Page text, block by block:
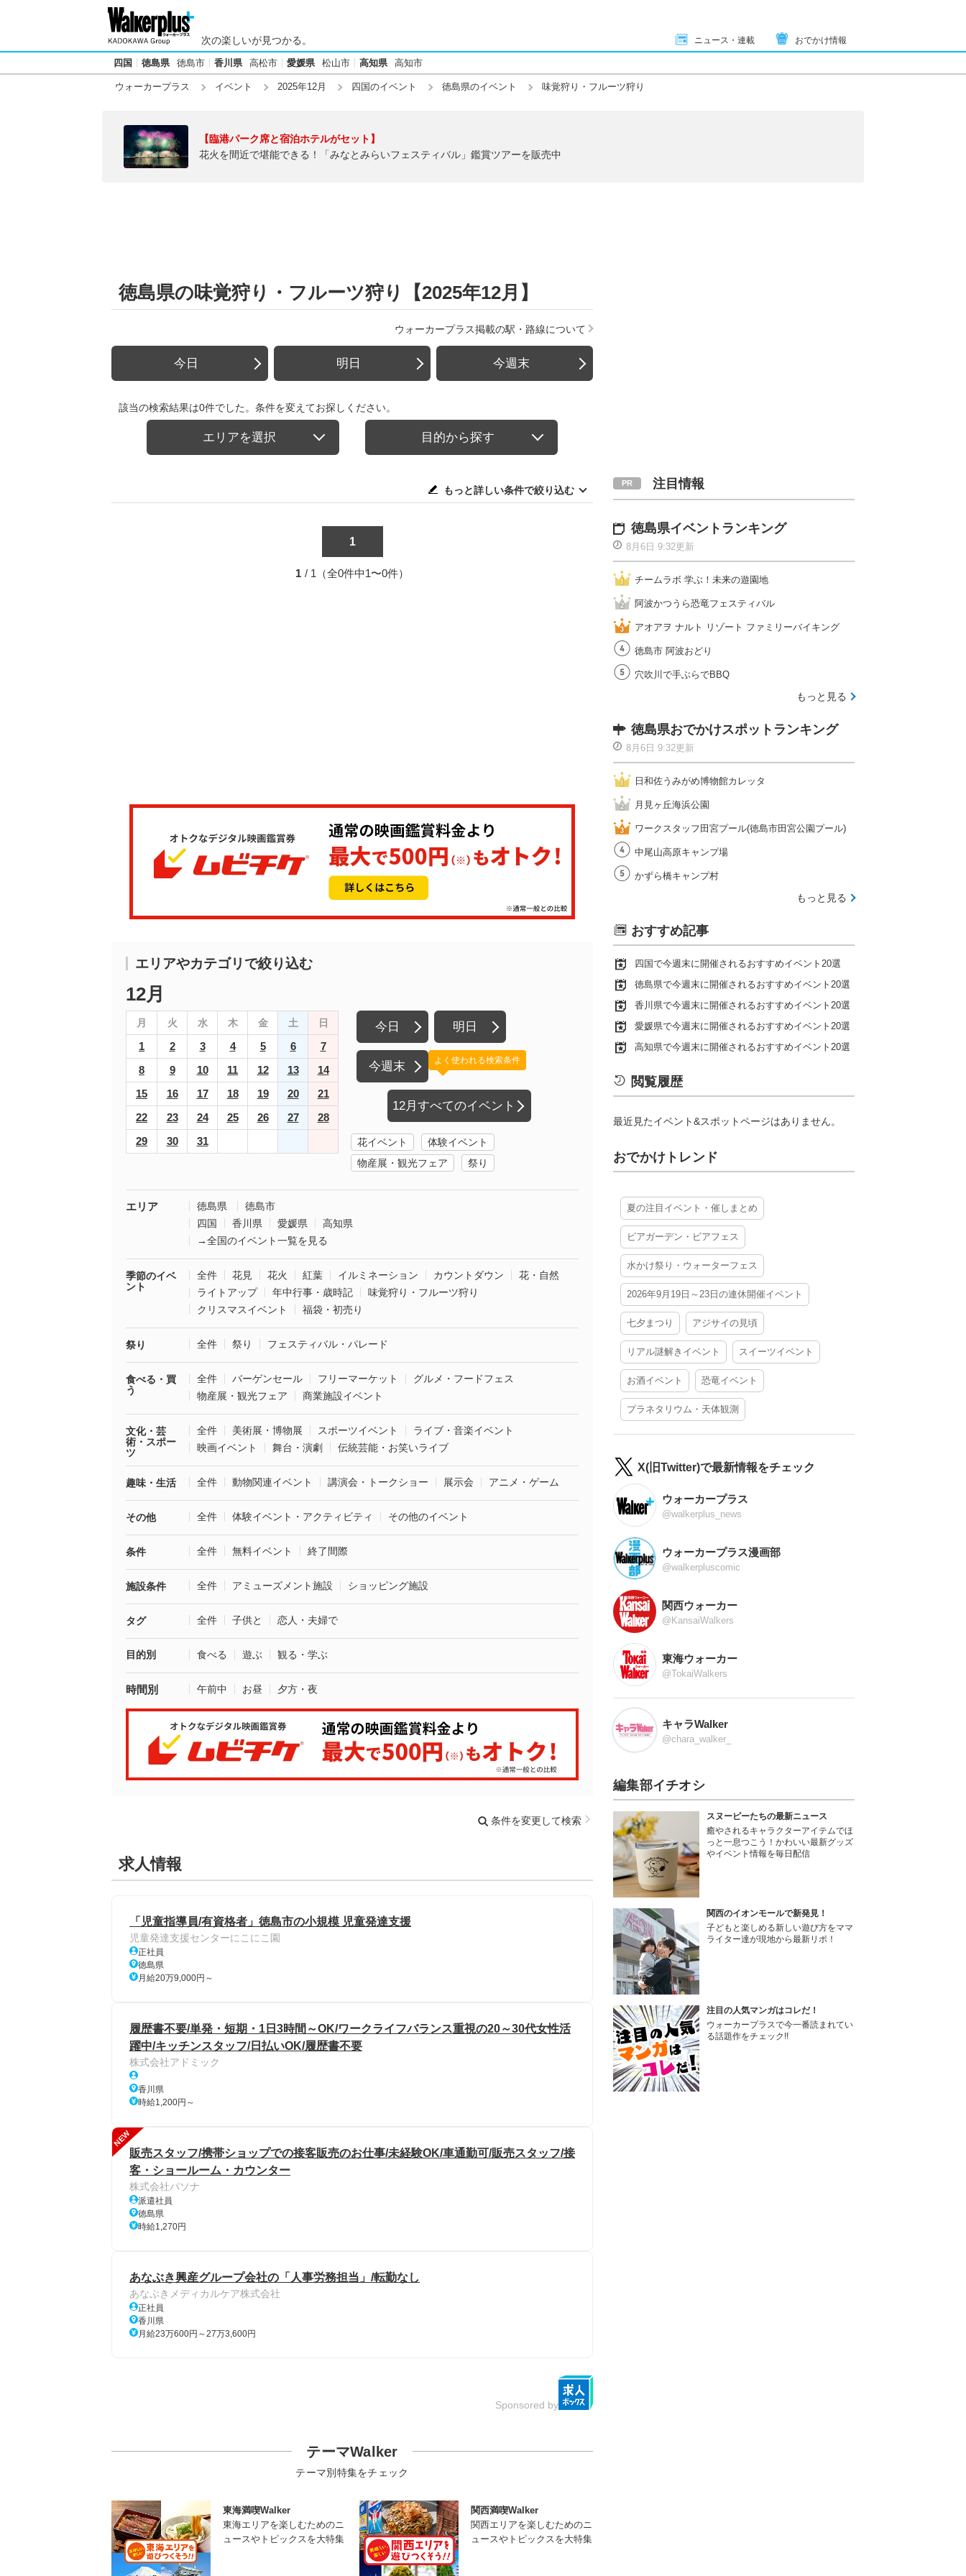
次の楽しいが見つかる。 ニュース・連載 おでかけ情報
四国 徳島県 徳島市 香川県 高松市 愛媛県 松山市 高知県 高知市
ウォーカープラス イベント 2025年12月 四国のイベント 徳島県のイベント 味覚狩り・フルーツ狩り
【臨港パーク席と宿泊ホテルがセット】
花火を間近で堪能できる！「みなとみらいフェスティバル」鑑賞ツアーを販売中
徳島県の味覚狩り・フルーツ狩り【2025年12月】
ウォーカープラス掲載の駅・路線について
今日 明日 今週末
該当の検索結果は0件でした。条件を変えてお探しください。
エリアを選択 目的から探す
もっと詳しい条件で絞り込む
1
1 / 1（全0件中1〜0件）
エリアやカテゴリで絞り込む
12月
月 火 水 木 金 土 日
1 2 3 4 5 6
7
8
9 10 11 12 13
14
15
16 17 18 19 20
21
22
23 24 25 26 27
28
29
30 31
今日 明日
今週末
12月すべてのイベント
よく使われる検索条件
花イベント
体験イベント
物産展・観光フェア
祭り
エリア 徳島県
徳島市
四国
香川県 愛媛県
高知県
→全国のイベント一覧を見る
季節のイベ
ント
全件 花見 花火 紅葉 イルミネーション カウントダウン
花・自然
ライトアップ
年中行事・歳時記
味覚狩り・フルーツ狩り
クリスマスイベント
福袋・初売り
祭り 全件 祭り フェスティバル・パレード
食べる・買
う
全件 バーゲンセール フリーマーケット
グルメ・フードフェス
物産展・観光フェア
商業施設イベント
文化・芸
術・スポー
ツ
全件 美術展・博物展 スポーツイベント
ライブ・音楽イベント
映画イベント
舞台・演劇 伝統芸能・お笑いライブ
趣味・生活 全件 動物関連イベント 講演会・トークショー 展示会 アニメ・ゲーム
その他 全件 体験イベント・アクティビティ その他のイベント
条件 全件 無料イベント 終了間際
施設条件 全件 アミューズメント施設 ショッピング施設
タグ 全件 子供と 恋人・夫婦で
目的別 食べる 遊ぶ 観る・学ぶ
時間別 午前中 お昼 夕方・夜
条件を変更して検索
求人情報
「児童指導員/有資格者」徳島市の小規模 児童発達支援
児童発達支援センターにこにこ園
正社員
徳島県
月給20万9,000円～
履歴書不要/単発・短期・1日3時間～OK/ワークライフバランス重視の20～30代女性活
躍中/キッチンスタッフ/日払いOK/履歴書不要
株式会社アドミック
香川県
時給1,200円～
NEW
販売スタッフ/携帯ショップでの接客販売のお仕事/未経験OK/車通勤可/販売スタッフ/接
客・ショールーム・カウンター
株式会社パソナ
派遣社員
徳島県
時給1,270円
あなぶき興産グループ会社の「人事労務担当」/転勤なし
あなぶきメディカルケア株式会社
正社員
香川県
月給23万600円～27万3,600円
Sponsored by
テーマWalker
テーマ別特集をチェック
東海満喫Walker
東海エリアを楽しむためのニ
ュースやトピックスを大特集
関西満喫Walker
関西エリアを楽しむためのニ
ュースやトピックスを大特集
注目情報
徳島県イベントランキング
8月6日 9:32更新
チームラボ 学ぶ！未来の遊園地
阿波かつうら恐竜フェスティバル
アオアヲ ナルト リゾート ファミリーバイキング
徳島市 阿波おどり
穴吹川で手ぶらでBBQ
もっと見る
徳島県おでかけスポットランキング
8月6日 9:32更新
日和佐うみがめ博物館カレッタ
月見ヶ丘海浜公園
ワークスタッフ田宮プール(徳島市田宮公園プール)
中尾山高原キャンプ場
かずら橋キャンプ村
もっと見る
おすすめ記事
四国で今週末に開催されるおすすめイベント20選
徳島県で今週末に開催されるおすすめイベント20選
香川県で今週末に開催されるおすすめイベント20選
愛媛県で今週末に開催されるおすすめイベント20選
高知県で今週末に開催されるおすすめイベント20選
閲覧履歴
最近見たイベント&スポットページはありません。
おでかけトレンド
夏の注目イベント・催しまとめ
ビアガーデン・ビアフェス
水かけ祭り・ウォーターフェス
2026年9月19日～23日の連休開催イベント
七夕まつり アジサイの見頃
リアル謎解きイベント スイーツイベント
お酒イベント 恐竜イベント
プラネタリウム・天体観測
X(旧Twitter)で最新情報をチェック
ウォーカープラス
@walkerplus_news
ウォーカープラス漫画部
@walkerpluscomic
関西ウォーカー
@KansaiWalkers
東海ウォーカー
@TokaiWalkers
キャラWalker
@chara_walker_
編集部イチオシ
スヌーピーたちの最新ニュース
癒やされるキャラクターアイテムでほ
っと一息つこう！かわいい最新グッズ
やイベント情報を毎日配信
関西のイオンモールで新発見！
子どもと楽しめる新しい遊び方をママ
ライター達が現地から最新リポ！
注目の人気マンガはコレだ！
ウォーカープラスで今一番読まれてい
る話題作をチェック!!